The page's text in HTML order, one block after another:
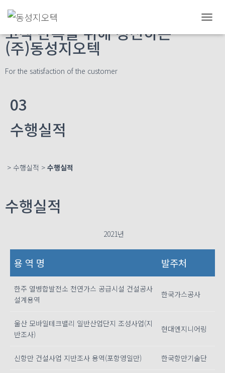
비
고객 만족을 위해 정진하는
(주)동성지오텍
For the satisfaction of the customer
03
수행실적
> 수행실적 > 수행실적
수행실적
2021년
용 역 명 발주처
한주 열병합발전소 천연가스 공급시설 건설공사
설계용역
한국가스공사
울산 모바일테크밸리 일반산업단지 조성사업(지
반조사)
현대엔지니어링
신항만 건설사업 지반조사 용역(포항영일만) 한국항만기술단